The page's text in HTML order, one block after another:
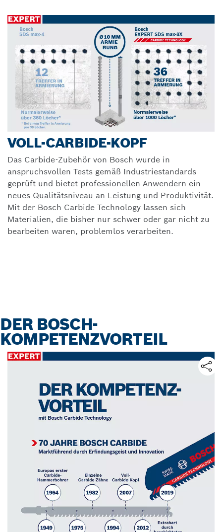
VOLL-CARBIDE-KOPF
Das Carbide-Zubehör von Bosch wurde in
anspruchsvollen Tests gemäß Industriestandards
geprüft und bietet professionellen Anwendern ein
neues Qualitätsniveau an Leistung und Produktivität.
Mit der Bosch Carbide Technology lassen sich
Materialien, die bisher nur schwer oder gar nicht zu
bearbeiten waren, problemlos verarbeiten.
DER BOSCH-
KOMPETENZVORTEIL